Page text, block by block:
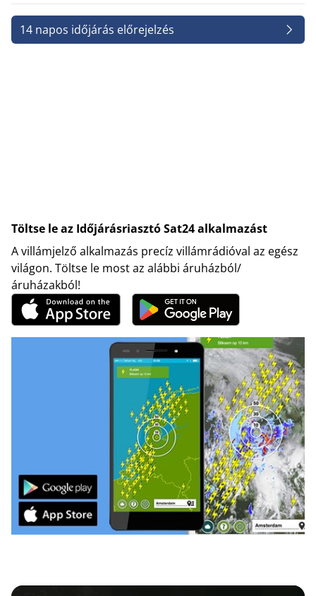
14 napos időjárás előrejelzés
Töltse le az Időjárásriasztó Sat24 alkalmazást
A villámjelző alkalmazás precíz villámrádióval az egész
világon. Töltse le most az alábbi áruházból/
áruházakból!